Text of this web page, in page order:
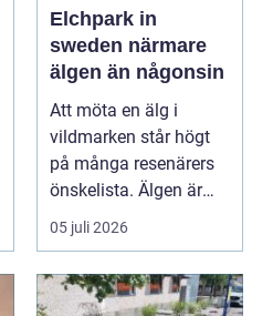
Elchpark in
sweden närmare
älgen än någonsin
Att möta en älg i
vildmarken står högt
på många resenärers
önskelista. Älgen är
Skandinaviens ikonis...
05 juli 2026